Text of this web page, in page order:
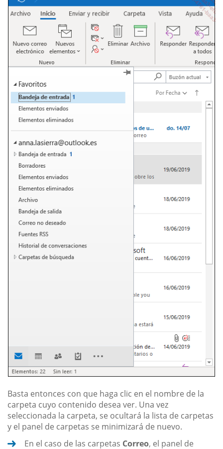
Basta entonces con que haga clic en el nombre de la
carpeta cuyo contenido desea ver. Una vez
seleccionada la carpeta, se ocultará la lista de carpetas
y el panel de carpetas se minimizará de nuevo.
En el caso de las carpetas Correo, el panel de